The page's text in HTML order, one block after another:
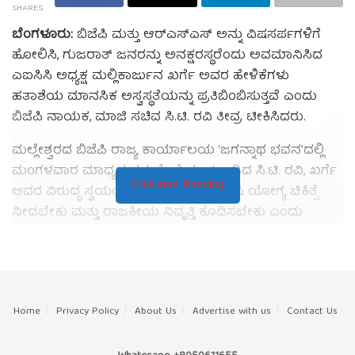
ತಿರುಗುತ್ತಿದೆ. ಬಿಜೆಪಿ ನಾಯಕರು ಕಾಂಗ್ರೆಸ್ ಸರ್ಕಾರವನ್ನು ಹಿಂದೂ
ವಿರೋಧಿ ನೀತಿ ಅನುಸರಿಸುತ್ತಿದೆ ಎಂದು ಆರೋಪಿಸುತ್ತಿದ್ದಾರೆ. ಇದಕ್ಕೆ
ಸಂಬಂಧಿಸಿದಂತೆ ಮುಖ್ಯಮಂತ್ರಿ ಸಿದ್ದರಾಮಯ್ಯ ಅಥವಾ ಕಾಂಗ್ರೆಸ್
ಪಕ್ಷದಿಂದ ಇನ್ನೂ ಪ್ರತಿಕ್ರಿಯೆ ಬಂದಿಲ್ಲ.
ಈ ವಿಷಯವು ಸಾಮಾಜಿಕ ಮಾಧ್ಯಮಗಳಲ್ಲಿ ವ್ಯಾಪಕವಾಗಿ
ಹಂಚಿಕೊಳ್ಳಲ್ಪಟ್ಟಿದೆ ಮತ್ತು ರಾಜ್ಯ ರಾಜಕೀಯದಲ್ಲಿ ಹೊಸ ಚರ್ಚೆಗೆ
ಆಹ್ವಾನ ನೀಡಿದೆ.
Tags: amiro election news siddaramaiah
SHARES
ಬೆಂಗಳೂರು:ಬಿಜೆಪಿ ಮತ್ತು ಆರ್‌ಎಸ್‌ಎಸ್ ಅನ್ನು ವಿಷಸರ್ಪಗಳಿಗೆ
ಹೋಲಿಸಿ, ಗುಜರಾತ್ ಜನರನ್ನು ಅನಕ್ಷರಸ್ಥರೆಂದು ಅವಮಾನಿಸಿದ
ಎಐಸಿಸಿ ಅಧ್ಯಕ್ಷ ಮಲ್ಲಿಕಾರ್ಜುನ ಖರ್ಗೆ ಅವರ ಹೇಳಿಕೆಗಳು
ಹತಾಶೆಯ ಮಾನಸಿಕ ಅಸ್ವಸ್ಥತೆಯನ್ನು ಪ್ರತಿಬಿಂಬಿಸುತ್ತವೆ ಎಂದು
ಬಿಜೆಪಿ ನಾಯಕ, ಮಾಜಿ ಸಚಿವ ಸಿ.ಟಿ. ರವಿ ತೀವ್ರ ಟೀಕಿಸಿದರು.
ಮಲ್ಲೇಶ್ವರದ ಬಿಜೆಪಿ ರಾಜ್ಯ ಕಾರ್ಯಾಲಯ ‘ಜಗನ್ನಾಥ ಭವನ’ದಲ್ಲಿ
ಮಂಗಳವಾರ ಮಾಧ್ಯಮಗಳ ಜೊತೆ ಮಾತನಾಡಿದ ಸಿ.ಟಿ. ರವಿ, ಖರ್ಗೆ
ಅವರ ವಿರುದ್ಧ ಸ್ವಯಂಪ್ರೇರಿತ ದೂರು ದಾಖಲಿಸಿ ಯೋಗ್ಯ ಚಿಕಿತ್ಸೆ
ನೀಡಬೇಕು ಮತ್ತು ರಾಜಕೀಯ ನಿವೃತ್ತಿ ಕೊಡಿಸಬೇಕು ಎಂದು
ಸರಿಹೊಂದುವುದಿಲ್ಲ. ಇದು ಸ್ಪಷ್ಟವಾದ ದ್ವೇಷದ ಹೇಳಿಕೆ” ಎಂದು
Continue Reading
Home Privacy Policy About Us Advertise with us Contact Us